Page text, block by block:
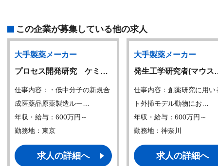
この企業が募集している他の求人
大手製薬メーカー
プロセス開発研究 ケミ…
仕事内容：・低中分子の新規合
成医薬品原薬製造ルー…
年収・給与：600万円～
勤務地：東京
求人の詳細へ
大手製薬メーカー
発生工学研究者(マウ
仕事内容：創薬研究に用い
ト外挿モデル動物にお…
年収・給与：600万円～
勤務地：神奈川
求人の詳細へ